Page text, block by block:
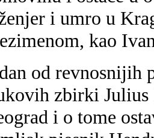
i umro u
kao
od revnosnijih
zbirki Julius
i o tome